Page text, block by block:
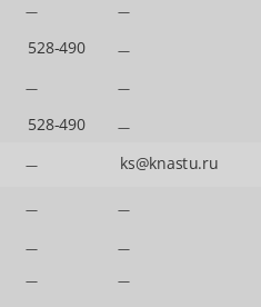
—
—
—
—
—
—
—
—
—
—
—
— —